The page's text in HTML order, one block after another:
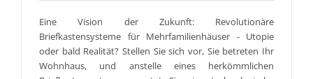
Eine Vision der Zukunft: Revolutionäre
Briefkastensysteme für Mehrfamilienhäuser - Utopie
oder bald Realität? Stellen Sie sich vor, Sie betreten Ihr
Wohnhaus, und anstelle eines herkömmlichen